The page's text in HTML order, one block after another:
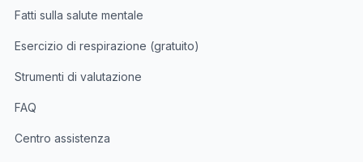
Fatti sulla salute mentale
Esercizio di respirazione (gratuito)
Strumenti di valutazione
FAQ
Centro assistenza